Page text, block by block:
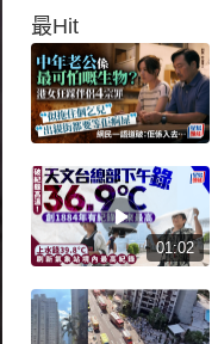
最Hit
01:02